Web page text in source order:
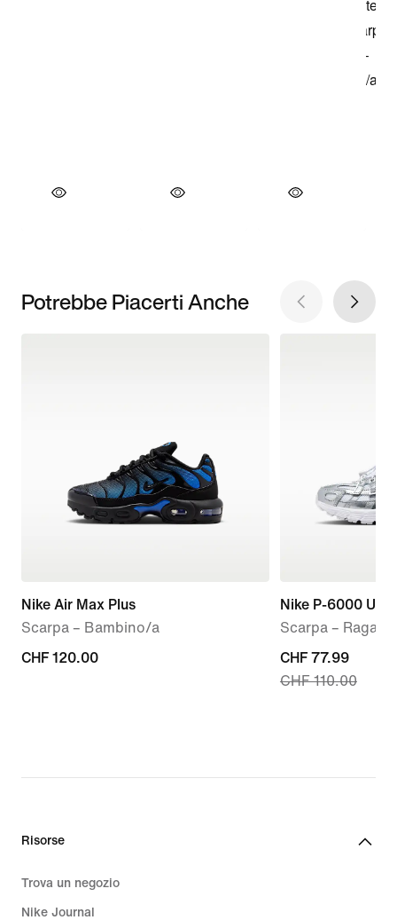
Potrebbe Piacerti Anche
Nike Air Max Plus
Scarpa – Bambino/a
CHF
CHF 120.00
Nike P-6000
Scarpa –
current
price
price
CHF 77.99
CHF 110.00
Risorse
Trova un negozio
Nike Journal